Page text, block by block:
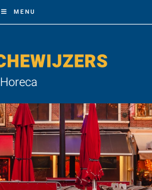
MENU
Horeca